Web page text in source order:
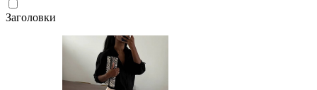
Заголовки